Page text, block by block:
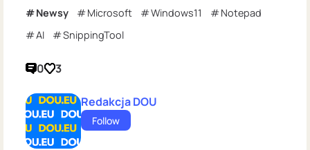
Newsy Microsoft Windows11
Notepad
AI
SnippingTool
0 3
Redakcja DOU
Follow